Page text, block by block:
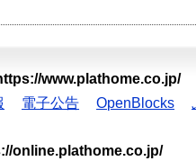
www.plathome.co.jp/
電子公告 OpenBlocks
online.plathome.co.jp/